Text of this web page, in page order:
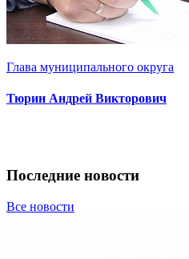
Глава муниципального округа
Тюрин Андрей Викторович
Последние новости
Все новости